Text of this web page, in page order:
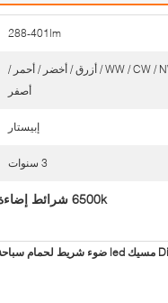
288-401lm
WW / CW / NW / أزرق / أخضر / أحمر /
أصفر
إبيستار
3 سنوات
6500k شرائط إضاءة LED متغيرة اللون